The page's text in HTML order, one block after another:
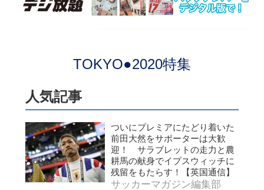
TOKYO●2020特集
人気記事
ついにプレミアにたどり着いた
前田大然をサポーターは大歓
迎！ サラブレットの走力と農
耕馬の献身でイプスウィッチに
残留をもたらす！【英国通信】
サッカーマガジン編集部